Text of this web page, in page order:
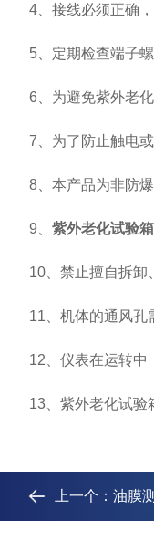
4、接线必须正确，
5、定期检查端子螺
6、为避免紫外老化
7、为了防止触电或
8、本产品为非防爆
9、 紫外老化试验箱
10、禁止擅自拆卸、
11、机体的通风孔需
12、仪表在运转中，
13、紫外老化试验箱
上一个： 油膜